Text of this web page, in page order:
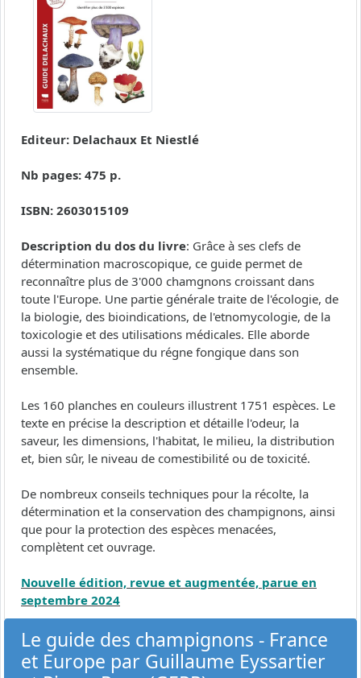
Editeur: Delachaux Et Niestlé
Nb pages: 475 p.
ISBN: 2603015109
Description du dos du livre: Grâce à ses clefs de
détermination macroscopique, ce guide permet de
reconnaître plus de 3'000 chamgnons croissant dans
toute l'Europe. Une partie générale traite de l'écologie, de
la biologie, des bioindications, de l'etnomycologie, de la
toxicologie et des utilisations médicales. Elle aborde
aussi la systématique du régne fongique dans son
ensemble.
Les 160 planches en couleurs illustrent 1751 espèces. Le
texte en précise la description et détaille l'odeur, la
saveur, les dimensions, l'habitat, le milieu, la distribution
et, bien sûr, le niveau de comestibilité ou de toxicité.
De nombreux conseils techniques pour la récolte, la
détermination et la conservation des champignons, ainsi
que pour la protection des espèces menacées,
complètent cet ouvrage.
Nouvelle édition, revue et augmentée, parue en
septembre 2024
Le guide des champignons - France
et Europe par Guillaume Eyssartier